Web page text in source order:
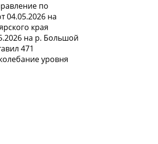
по
04.05.2026 на
края
на р. Большой
471
уровня